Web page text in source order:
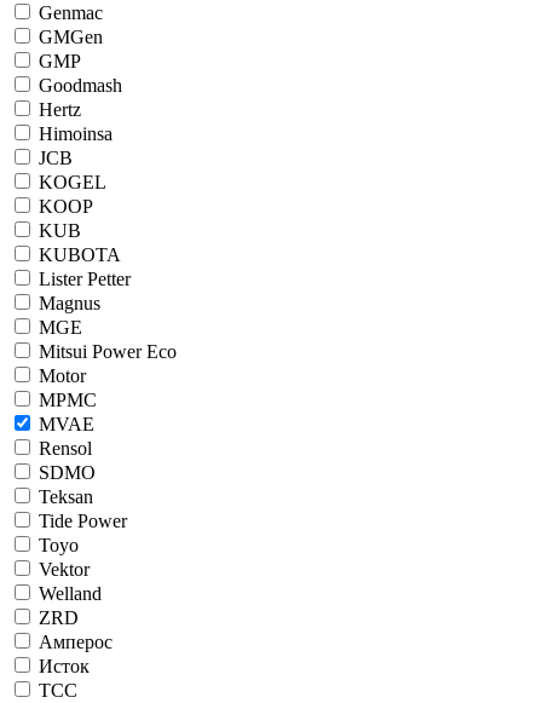
Genmac
GMGen
GMP
Goodmash
Hertz
Himoinsa
JCB
KOGEL
KOOP
KUB
KUBOTA
Lister Petter
Magnus
MGE
Mitsui Power Eco
Motor
MPMC
MVAE
Rensol
SDMO
Teksan
Tide Power
Toyo
Vektor
Welland
ZRD
Амперос
Исток
ТСС